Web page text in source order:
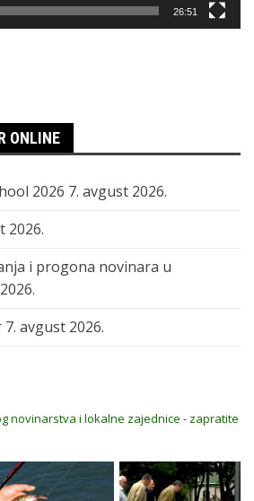
26:51
ONLINE
2026 7. avgust 2026.
2026.
i progona novinara u
7. avgust 2026.
novinarstva i lokalne zajednice - zapratite